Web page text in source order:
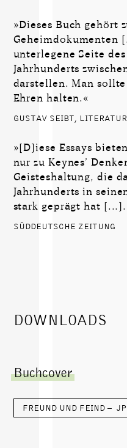
»Dieses Buch gehört
Geheimdokumenten
unterlegene Seite
Jahrhunderts
darstellen. Man
Ehren halten.«
GUSTAV SEIBT,
»[D]iese Essays
nur zu Keynes’
Geisteshaltung, die
Jahrhunderts in
stark geprägt hat
SÜDDEUTSCHE ZEITUNG
DOWNLOADS
Buchcover
FREUND UND FEIND –